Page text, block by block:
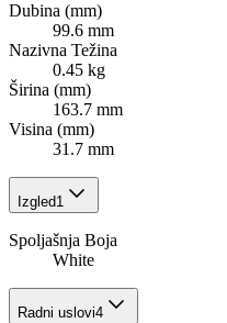
Dubina (mm)
99.6 mm
Nazivna Težina
0.45 kg
Širina (mm)
163.7 mm
Visina (mm)
31.7 mm
Izgled1
Spoljašnja Boja
White
Radni uslovi4